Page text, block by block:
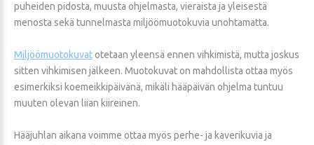
puheiden pidosta, muusta ohjelmasta, vieraista ja yleisestä
menosta sekä tunnelmasta miljöömuotokuvia unohtamatta.
Miljöömuotokuvat otetaan yleensä ennen vihkimistä, mutta joskus
sitten vihkimisen jälkeen. Muotokuvat on mahdollista ottaa myös
esimerkiksi koemeikkipäivänä, mikäli hääpäivän ohjelma tuntuu
muuten olevan liian kiireinen.
Hääjuhlan aikana voimme ottaa myös perhe- ja kaverikuvia ja